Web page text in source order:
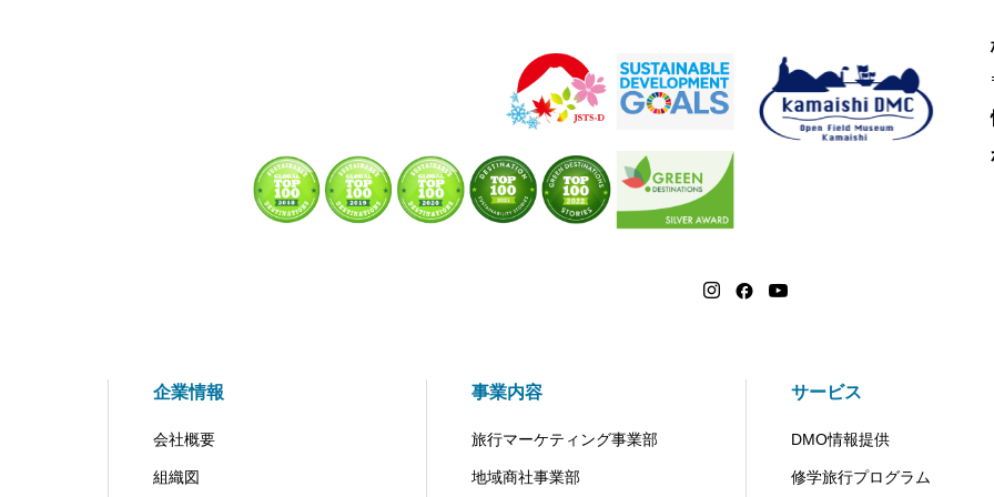
企業情報
会社概要
組織図
事業内容
旅行マーケティング事業部
地域商社事業部
サービス
DMO情報提供
修学旅行プログラム